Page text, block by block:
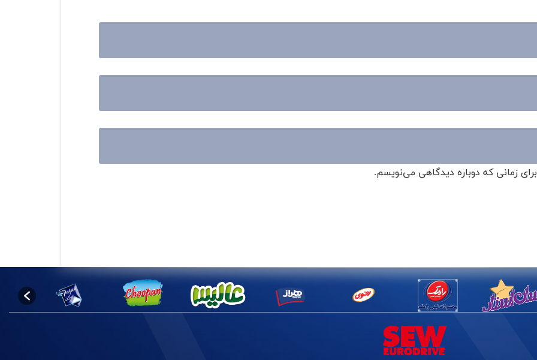
زمانی که دوباره دیدگاهی می‌نویسم.